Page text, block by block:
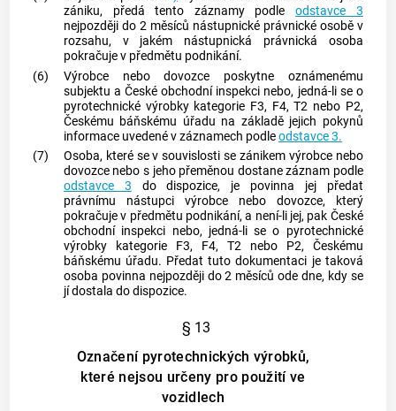
zániku, předá tento záznamy podleodstavce 3
nejpozději do 2 měsíců nástupnické právnické osobě v
rozsahu, v jakém nástupnická právnická osoba
pokračuje v předmětu podnikání.
(6)
Výrobcenebodovozce poskytne oznámenému
subjektu a České obchodní inspekci nebo, jedná-li se o
pyrotechnické výrobkykategorie F3, F4, T2 nebo P2,
Českému báňskému úřadu na základě jejich pokynů
informace uvedené v záznamech podleodstavce 3.
(7)
Osoba, které se v souvislosti se zánikem výrobcenebo
dovozcenebo s jeho přeměnou dostane záznam podle
odstavce 3 do dispozice, je povinna jej předat
právnímu nástupci výrobcenebo dovozce, který
pokračuje v předmětu podnikání, a není-li jej, pak České
obchodní inspekci nebo, jedná-li se o pyrotechnické
výrobkykategorie F3, F4, T2 nebo P2, Českému
báňskému úřadu. Předat tuto dokumentaci je taková
osoba povinna nejpozději do 2 měsíců ode dne, kdy se
jí dostala do dispozice.
§ 13
Označení pyrotechnických výrobků,
které nejsou určeny pro použití ve
vozidlech